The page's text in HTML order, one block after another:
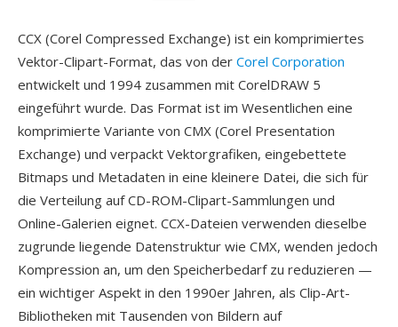
CCX (Corel Compressed Exchange) ist ein komprimiertes
Vektor-Clipart-Format, das von der Corel Corporation
entwickelt und 1994 zusammen mit CorelDRAW 5
eingeführt wurde. Das Format ist im Wesentlichen eine
komprimierte Variante von CMX (Corel Presentation
Exchange) und verpackt Vektorgrafiken, eingebettete
Bitmaps und Metadaten in eine kleinere Datei, die sich für
die Verteilung auf CD-ROM-Clipart-Sammlungen und
Online-Galerien eignet. CCX-Dateien verwenden dieselbe
zugrunde liegende Datenstruktur wie CMX, wenden jedoch
Kompression an, um den Speicherbedarf zu reduzieren —
ein wichtiger Aspekt in den 1990er Jahren, als Clip-Art-
Bibliotheken mit Tausenden von Bildern auf